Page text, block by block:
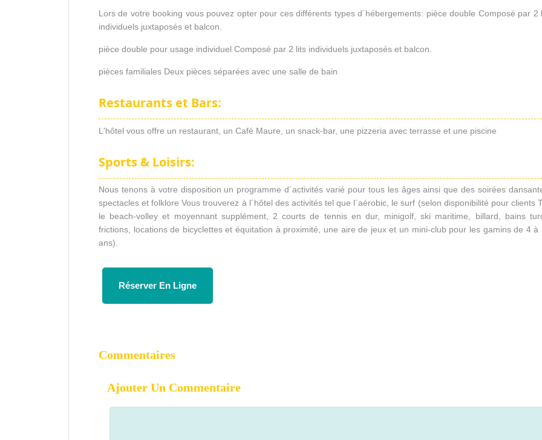
Lors de votre booking vous pouvez opter pour ces différents types d´hébergements: pièce double Composé par 2
individuels juxtaposés et balcon.
pièce double pour usage individuel Composé par 2 lits individuels juxtaposés et balcon.
pièces familiales Deux pièces séparées avec une salle de bain
Restaurants et Bars:
L'hôtel vous offre un restaurant, un Café Maure, un snack-bar, une pizzeria avec terrasse et une piscine
Sports & Loisirs:
Nous tenons à votre disposition un programme d´activités varié pour tous les âges ainsi que des soirées
spectacles et folklore Vous trouverez à l´hôtel des activités tel que l´aérobic, le surf (selon disponibilité pour clients
le beach-volley et moyennant supplément, 2 courts de tennis en dur, minigolf, ski maritime, billard, bains
frictions, locations de bicyclettes et équitation à proximité, une aire de jeux et un mini-club pour les gamins de 4 à
ans).
Réserver En Ligne
Commentaires
Ajouter Un Commentaire